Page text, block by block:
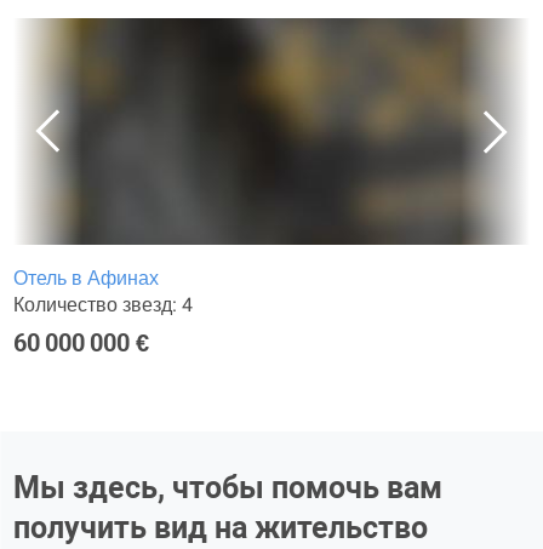
Отель в Афинах
Количество звезд: 4
60 000 000 €
Мы здесь, чтобы помочь вам
получить вид на жительство